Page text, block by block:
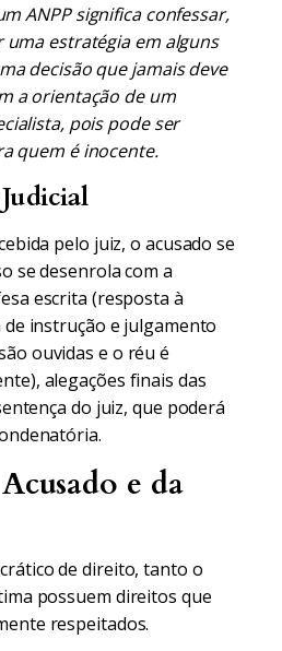
ANPP significa confessar,
uma estratégia em alguns
decisão que jamais deve
a orientação de um
pois pode ser
quem é inocente.
pelo juiz, o acusado se
se desenrola com a
escrita (resposta à
de instrução e julgamento
ouvidas e o réu é
alegações finais das
do juiz, que poderá
e da
de direito, tanto o
possuem direitos que
respeitados.